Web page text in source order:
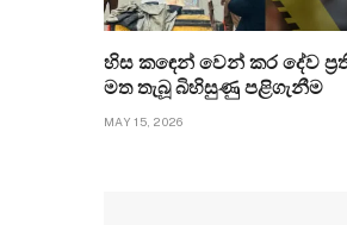
හිස කඳෙන් වෙන් කර දේව
මත තැබූ බිහිසුණු පළිගැනීම
MAY 15, 2026